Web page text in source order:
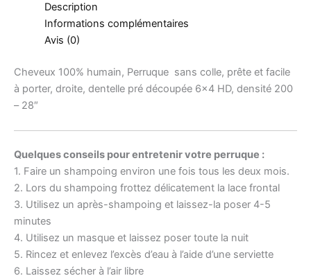
Description
Informations complémentaires
Avis (0)
Cheveux 100% humain, Perruque sans colle, prête et facile
à porter, droite, dentelle pré découpée 6×4 HD, densité 200
– 28″
Quelques conseils pour entretenir votre perruque :
1. Faire un shampoing environ une fois tous les deux mois.
2. Lors du shampoing frottez délicatement la lace frontal
3. Utilisez un après-shampoing et laissez-la poser 4-5
minutes
4. Utilisez un masque et laissez poser toute la nuit
5. Rincez et enlevez l’excès d’eau à l’aide d’une serviette
6. Laissez sécher à l’air libre